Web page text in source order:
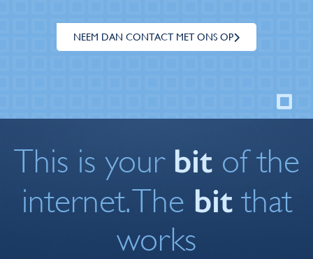
NEEM DAN CONTACT MET ONS OP
This is your bitof the
internet. The bitthat
works